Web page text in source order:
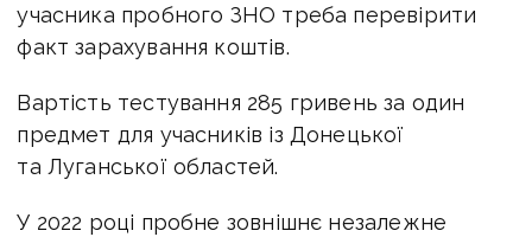
учасника пробного ЗНО треба перевірити
факт зарахування коштів.
Вартість тестування 285 гривень за один
предмет для учасників із Донецької
та Луганської областей.
У 2022 році пробне зовнішнє незалежне